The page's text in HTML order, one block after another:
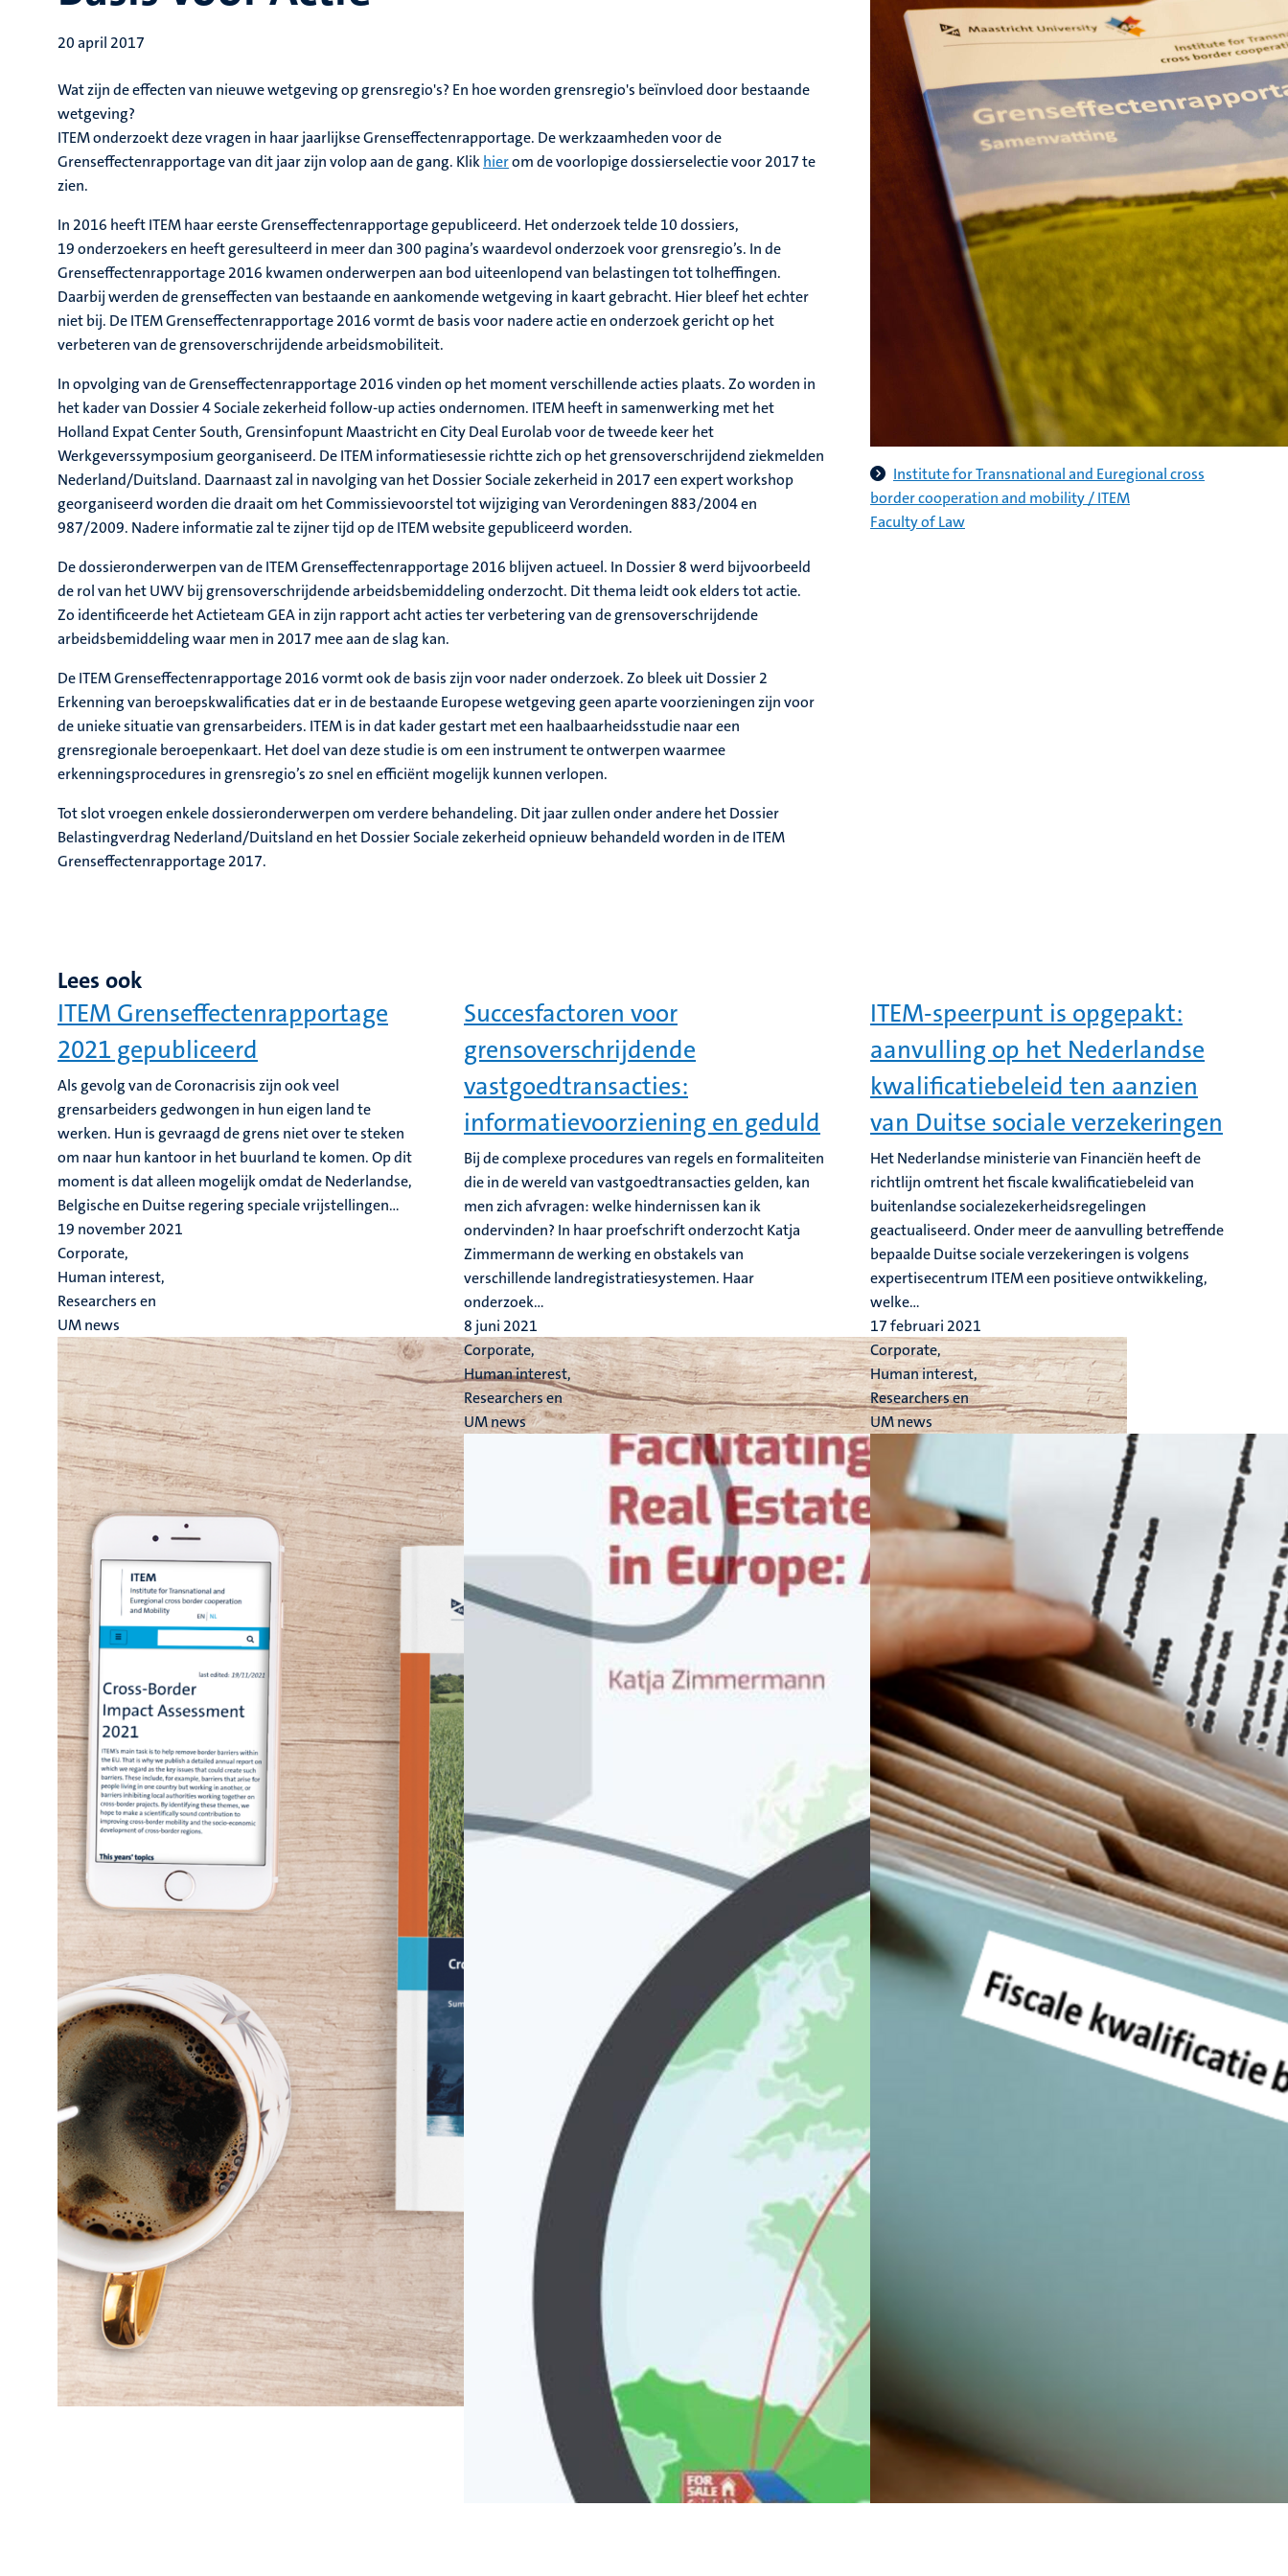
20 april 2017
Wat zijn de effecten van nieuwe wetgeving op grensregio's? En hoe worden grensregio's beïnvloed door bestaande
wetgeving?
ITEM onderzoekt deze vragen in haar jaarlijkse Grenseffectenrapportage. De werkzaamheden voor de
Grenseffectenrapportage van dit jaar zijn volop aan de gang. Klikhierom de voorlopige dossierselectie voor 2017 te
zien.
In 2016 heeft ITEM haar eerste Grenseffectenrapportage gepubliceerd. Het onderzoek telde 10 dossiers,
19 onderzoekers en heeft geresulteerd in meer dan 300 pagina’s waardevol onderzoek voor grensregio’s. In de
Grenseffectenrapportage 2016 kwamen onderwerpen aan bod uiteenlopend van belastingen tot tolheffingen.
Daarbij werden de grenseffecten van bestaande en aankomende wetgeving in kaart gebracht. Hier bleef het echter
niet bij. De ITEM Grenseffectenrapportage 2016 vormt de basis voor nadere actie en onderzoek gericht op het
verbeteren van de grensoverschrijdende arbeidsmobiliteit.
In opvolging van de Grenseffectenrapportage 2016 vinden op het moment verschillende acties plaats. Zo worden in
het kader van Dossier 4 Sociale zekerheid follow-up acties ondernomen. ITEM heeft in samenwerking met het
Holland Expat Center South, Grensinfopunt Maastricht en City Deal Eurolab voor de tweede keer het
Werkgeverssymposium georganiseerd. De ITEM informatiesessie richtte zich op het grensoverschrijdend ziekmelden
Nederland/Duitsland. Daarnaast zal in navolging van het Dossier Sociale zekerheid in 2017 een expert workshop
georganiseerd worden die draait om het Commissievoorstel tot wijziging van Verordeningen 883/2004 en
987/2009. Nadere informatie zal te zijner tijd op de ITEM website gepubliceerd worden.
De dossieronderwerpen van de ITEM Grenseffectenrapportage 2016 blijven actueel. In Dossier 8 werd bijvoorbeeld
de rol van het UWV bij grensoverschrijdende arbeidsbemiddeling onderzocht. Dit thema leidt ook elders tot actie.
Zo identificeerde het Actieteam GEA in zijn rapport acht acties ter verbetering van de grensoverschrijdende
arbeidsbemiddeling waar men in 2017 mee aan de slag kan.
De ITEM Grenseffectenrapportage 2016 vormt ook de basis zijn voor nader onderzoek. Zo bleek uit Dossier 2
Erkenning van beroepskwalificaties dat er in de bestaande Europese wetgeving geen aparte voorzieningen zijn voor
de unieke situatie van grensarbeiders. ITEM is in dat kader gestart met een haalbaarheidsstudie naar een
grensregionale beroepenkaart. Het doel van deze studie is om een instrument te ontwerpen waarmee
erkenningsprocedures in grensregio’s zo snel en efficiënt mogelijk kunnen verlopen.
Tot slot vroegen enkele dossieronderwerpen om verdere behandeling. Dit jaar zullen onder andere het Dossier
Belastingverdrag Nederland/Duitsland en het Dossier Sociale zekerheid opnieuw behandeld worden in de ITEM
Grenseffectenrapportage 2017.
Institute for Transnational and Euregional cross
border cooperation and mobility / ITEM
Faculty of Law
Lees ook
ITEM Grenseffectenrapportage
2021 gepubliceerd
Als gevolg van de Coronacrisis zijn ook veel
grensarbeiders gedwongen in hun eigen land te
werken. Hun is gevraagd de grens niet over te steken
om naar hun kantoor in het buurland te komen. Op dit
moment is dat alleen mogelijk omdat de Nederlandse,
Belgische en Duitse regering speciale vrijstellingen...
19 november 2021
Corporate,
Human interest,
Researchers en
UM news
Succesfactoren voor
grensoverschrijdende
vastgoedtransacties:
informatievoorziening en geduld
Bij de complexe procedures van regels en formaliteiten
die in de wereld van vastgoedtransacties gelden, kan
men zich afvragen: welke hindernissen kan ik
ondervinden? In haar proefschrift onderzocht Katja
Zimmermann de werking en obstakels van
verschillende landregistratiesystemen. Haar
onderzoek...
8 juni 2021
Corporate,
Human interest,
Researchers en
UM news
ITEM-speerpunt is opgepakt:
aanvulling op het Nederlandse
kwalificatiebeleid ten aanzien
van Duitse sociale verzekeringen
Het Nederlandse ministerie van Financiën heeft de
richtlijn omtrent het fiscale kwalificatiebeleid van
buitenlandse socialezekerheidsregelingen
geactualiseerd. Onder meer de aanvulling betreffende
bepaalde Duitse sociale verzekeringen is volgens
expertisecentrum ITEM een positieve ontwikkeling,
welke...
17 februari 2021
Corporate,
Human interest,
Researchers en
UM news